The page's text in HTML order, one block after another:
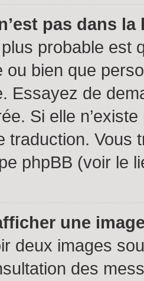
pas dans la
probable est
ou bien que
Essayez de
Si elle
traduction. Vous
phpBB (voir le
une
deux images
des